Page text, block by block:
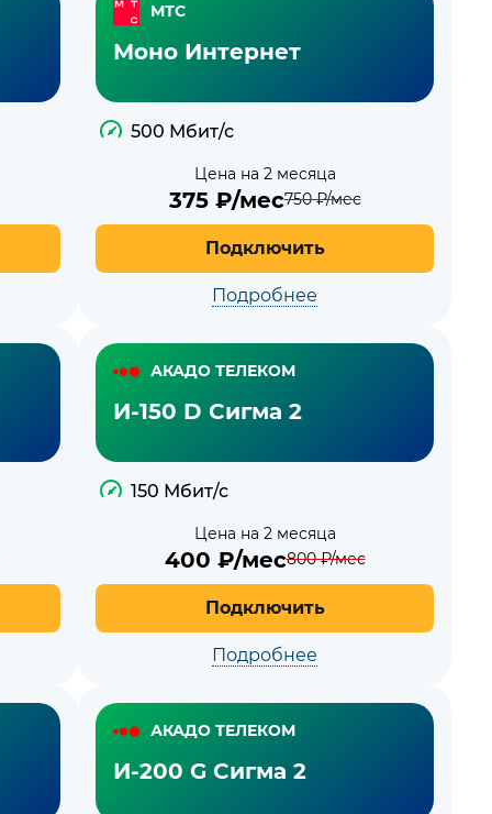
МТС
Моно Интернет
500 Мбит/с
Цена на 2 месяца
375₽/мес750₽/мес
Подключить
Подробнее
АКАДО ТЕЛЕКОМ
И-150 D Сигма 2
150 Мбит/с
Цена на 2 месяца
400 ₽/мес800₽/мес
Подключить
Подробнее
АКАДО ТЕЛЕКОМ
И-200 G Сигма 2